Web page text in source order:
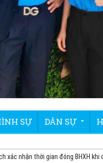
SỰ DÂN SỰ
nhận thời gian đóng BHXH khi